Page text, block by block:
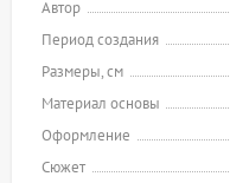
Автор
Период создания
Размеры, см
Материал основы
Оформление
Сюжет